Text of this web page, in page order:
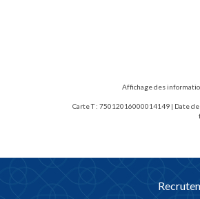
Affichage des
Carte T : 75012016000014149 | Date